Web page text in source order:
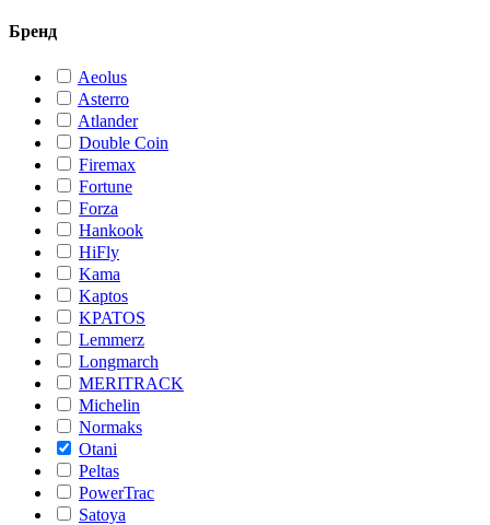
Бренд
Aeolus
Asterro
Atlander
Double Coin
Firemax
Fortune
Forza
Hankook
HiFly
Kama
Kaptos
KPATOS
Lemmerz
Longmarch
MERITRACK
Michelin
Normaks
Otani
Peltas
PowerTrac
Satoya